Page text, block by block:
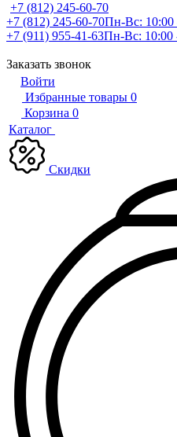
+7 (812) 245-60-70
+7 (812) 245-60-70Пн-Вс: 10:00
+7 (911) 955-41-63Пн-Вс: 10:00
Заказать звонок
Войти
Избранные товары 0
Корзина 0
Каталог
Скидки